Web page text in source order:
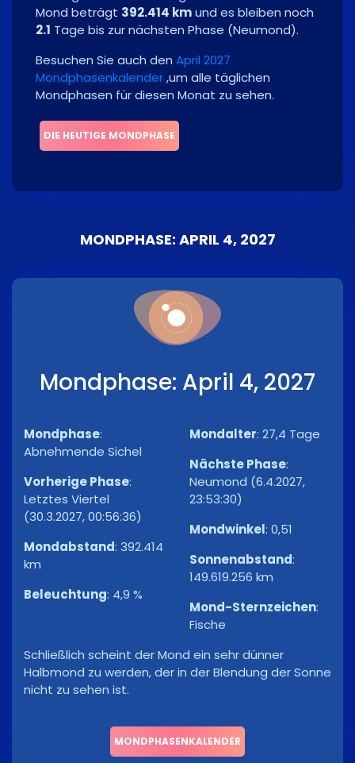
Mond beträgt 392.414 kmund es bleiben noch
2.1 Tage bis zur nächsten Phase (Neumond).
Besuchen Sie auch den April 2027
Mondphasenkalender,um alle täglichen
Mondphasen für diesen Monat zu sehen.
DIE HEUTIGE MONDPHASE
MONDPHASE: APRIL 4, 2027
Mondphase: April 4, 2027
Mondphase:
Abnehmende Sichel
Vorherige Phase:
Letztes Viertel
(30.3.2027, 00:56:36)
Mondabstand: 392.414
km
Beleuchtung: 4,9 %
Mondalter: 27,4 Tage
Nächste Phase:
Neumond (6.4.2027,
23:53:30)
Mondwinkel: 0,51
Sonnenabstand:
149.619.256 km
Mond-Sternzeichen:
Fische
Schließlich scheint der Mond ein sehr dünner
Halbmond zu werden, der in der Blendung der Sonne
nicht zu sehen ist.
MONDPHASENKALENDER